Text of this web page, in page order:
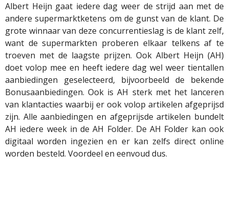
Albert Heijn gaat iedere dag weer de strijd aan met de
andere supermarktketens om de gunst van de klant. De
grote winnaar van deze concurrentieslag is de klant zelf,
want de supermarkten proberen elkaar telkens af te
troeven met de laagste prijzen. Ook Albert Heijn (AH)
doet volop mee en heeft iedere dag wel weer tientallen
aanbiedingen geselecteerd, bijvoorbeeld de bekende
Bonusaanbiedingen. Ook is AH sterk met het lanceren
van klantacties waarbij er ook volop artikelen afgeprijsd
zijn. Alle aanbiedingen en afgeprijsde artikelen bundelt
AH iedere week in de AH Folder. De AH Folder kan ook
digitaal worden ingezien en er kan zelfs direct online
worden besteld. Voordeel en eenvoud dus.